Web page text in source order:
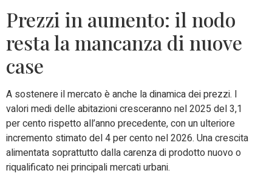
Prezzi in aumento: il nodo
resta la mancanza di nuove
case
A sostenere il mercato è anche la dinamica dei prezzi. I
valori medi delle abitazioni cresceranno nel 2025 del 3,1
per cento rispetto all’anno precedente, con un ulteriore
incremento stimato del 4 per cento nel 2026. Una crescita
alimentata soprattutto dalla carenza di prodotto nuovo o
riqualificato nei principali mercati urbani.